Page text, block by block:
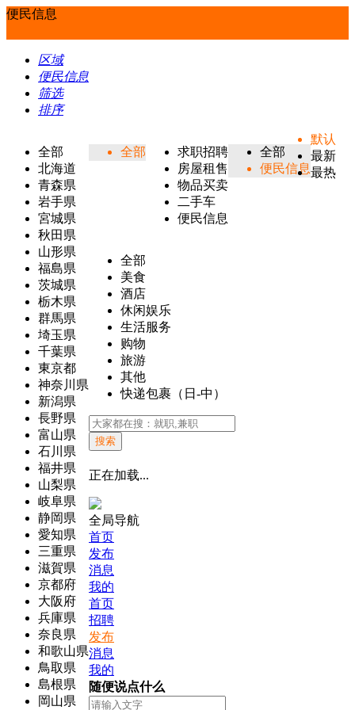
便民信息
区域
便民信息
筛选
排序
全部
北海道
青森県
岩手県
宮城県
秋田県
山形県
福島県
茨城県
栃木県
群馬県
埼玉県
千葉県
東京都
神奈川県
新潟県
長野県
富山県
石川県
福井県
山梨県
岐阜県
静岡県
愛知県
三重県
滋賀県
京都府
大阪府
兵庫県
奈良県
和歌山県
鳥取県
島根県
岡山県
全部
求职招聘
房屋租售
物品买卖
二手车
便民信息
全部
便民信息
全部
美食
酒店
休闲娱乐
生活服务
购物
旅游
其他
快递包裹（日-中）
默认
最新
最热
搜索
正在加载...
全局导航
首页
发布
消息
我的
首页
招聘
发布
消息
我的
随便说点什么